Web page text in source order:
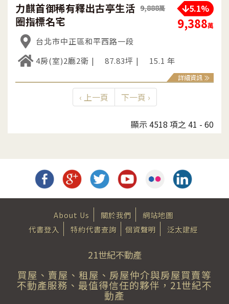
力麒首御稀有釋出古亭生活
圈指標名宅
9,888萬 5.1%
9,388萬
台北市中正區和平西路一段
4房(室)2廳2衛
87.83坪 15.1 年
詳細資訊
‹ 上一頁 下一頁 ›
顯示 4518 項之 41 - 60
About Us 關於我們
網站地圖
代書登入
特約代書查詢 個資聲明 泛太建經
21世紀不動產
買屋、賣屋、租屋、房屋仲介與房屋買賣等
不動產服務、最值得信任的夥伴，21世紀不
動產